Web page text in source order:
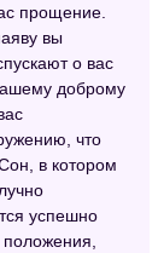
прощение.
вы
о вас
доброму
что
в котором
успешно
положения,